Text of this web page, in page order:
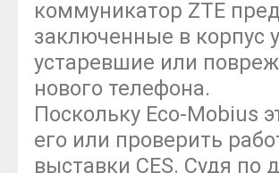
коммуникатор ZTE
заключенные в корпус
устаревшие или
нового телефона.
Поскольку Eco-Mobius
его или проверить
выставки CES. Судя